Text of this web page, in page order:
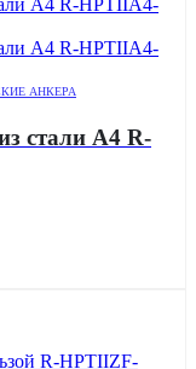
АНКЕРА
стали А4 R-